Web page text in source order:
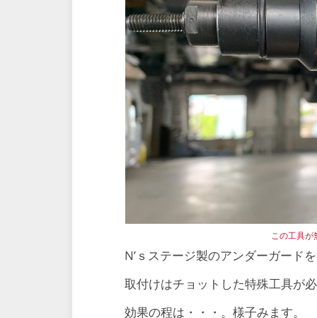
この工具が
N’ｓステージ製のアンダーガード
取付けはチョットした特殊工具が
効果の程は・・・。様子みます。